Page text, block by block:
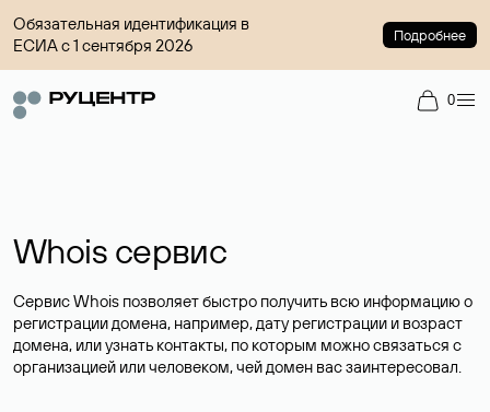
Обязательная идентификация в
ЕСИА с 1 сентября 2026
Подробнее
0
Whois сервис
Сервис Whois позволяет быстро получить всю информацию о
регистрации домена, например, дату регистрации и возраст
домена, или узнать контакты, по которым можно связаться с
организацией или человеком, чей домен вас заинтересовал.